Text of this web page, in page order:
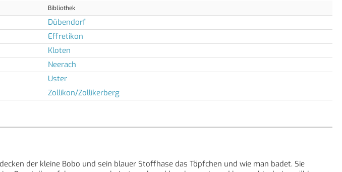
Bibliothek
Dübendorf
Effretikon
Kloten
Neerach
Uster
Zollikon/Zollikerberg
der kleine Bobo und sein blauer Stoffhase das Töpfchen und wie man badet. Sie